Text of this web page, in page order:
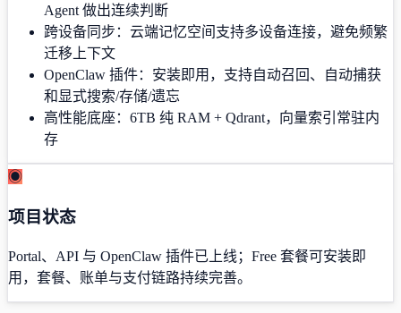
Agent 做出连续判断
跨设备同步：云端记忆空间支持多设备连接，避免频繁
迁移上下文
OpenClaw 插件：安装即用，支持自动召回、自动捕获
和显式搜索/存储/遗忘
高性能底座：6TB 纯 RAM + Qdrant，向量索引常驻内
存
◉
项目状态
Portal、API 与 OpenClaw 插件已上线；Free 套餐可安装即
用，套餐、账单与支付链路持续完善。